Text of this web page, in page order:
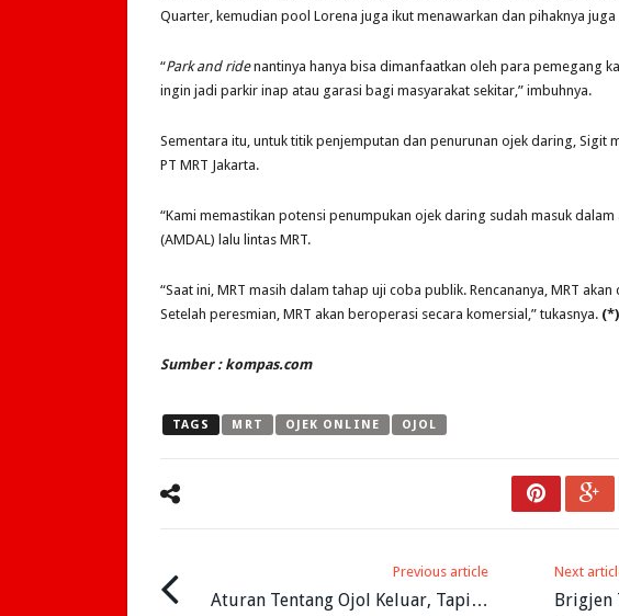
Quarter, kemudian pool Lorena juga ikut menawarkan dan pihaknya
“Park and ridenantinya hanya bisa dimanfaatkan oleh para pemegang
ingin jadi parkir inap atau garasi bagi masyarakat sekitar,” imbuhnya.
Sementara itu, untuk titik penjemputan dan penurunan ojek daring, Sigit
PT MRT Jakarta.
“Kami memastikan potensi penumpukan ojek daring sudah masuk
(AMDAL) lalu lintas MRT.
“Saat ini, MRT masih dalam tahap uji coba publik. Rencananya, MRT
Setelah peresmian, MRT akan beroperasi secara komersial,” tukasnya. (*)
Sumber : kompas.com
TAGS MRT OJEK ONLINE OJOL
Previous article
Aturan Tentang Ojol Keluar, Tapi…
Next
Brigjen